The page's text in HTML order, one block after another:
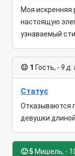
Моя искренняя
настоящую
узнаваемый
😐 1 Гость, - 9 д.
Статус
Отказываются
девушки длиной
🙂5 Мишель, -